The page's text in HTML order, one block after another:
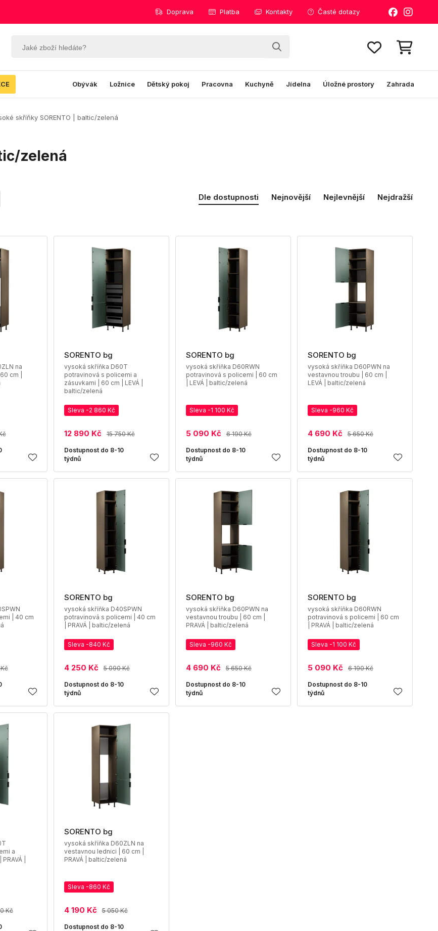
Doprava Platba Kontakty Časté dotazy
Obývák Ložnice Dětský pokoj Pracovna Kuchyně Jídelna Úložné prostory Zahrada
skříňky SORENTO | baltic/zelená
zelená
Dle dostupnosti Nejnovější Nejlevnější Nejdražší
na
cm |
SORENTO bg
vysoká skříňka D60T
potravinová s policemi a
zásuvkami | 60 cm | LEVÁ |
baltic/zelená
Sleva -2 860 Kč
12 890 Kč 15 750 Kč
Dostupnost do 8-10
týdnů
SORENTO bg
vysoká skříňka D60RWN
potravinová s policemi | 60 cm
| LEVÁ | baltic/zelená
Sleva -1 100 Kč
5 090 Kč 6 190 Kč
Dostupnost do 8-10
týdnů
SORENTO bg
vysoká skříňka D60PWN na
vestavnou troubu | 60 cm |
LEVÁ | baltic/zelená
Sleva -960 Kč
4 690 Kč 5 650 Kč
Dostupnost do 8-10
týdnů
| 40 cm
SORENTO bg
vysoká skříňka D40SPWN
potravinová s policemi | 40 cm
| PRAVÁ | baltic/zelená
Sleva -840 Kč
4 250 Kč 5 090 Kč
Dostupnost do 8-10
týdnů
SORENTO bg
vysoká skříňka D60PWN na
vestavnou troubu | 60 cm |
PRAVÁ | baltic/zelená
Sleva -960 Kč
4 690 Kč 5 650 Kč
Dostupnost do 8-10
týdnů
SORENTO bg
vysoká skříňka D60RWN
potravinová s policemi | 60 cm
| PRAVÁ | baltic/zelená
Sleva -1 100 Kč
5 090 Kč 6 190 Kč
Dostupnost do 8-10
týdnů
a
|
Kč
SORENTO bg
vysoká skříňka D60ZLN na
vestavnou lednici | 60 cm |
PRAVÁ | baltic/zelená
Sleva -860 Kč
4 190 Kč 5 050 Kč
Dostupnost do 8-10